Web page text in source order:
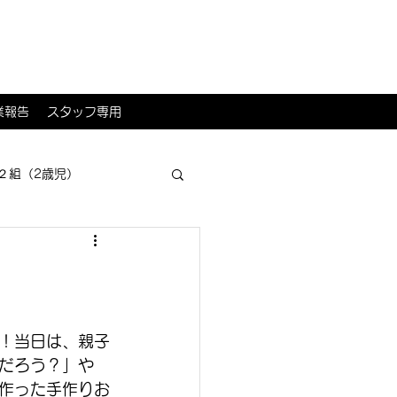
報告 スタッフ専用
組（2歳児）
当日は、親子
ろう？」や
った手作りお